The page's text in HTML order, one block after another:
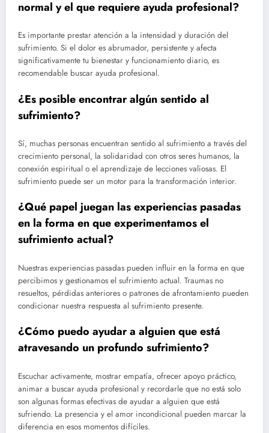
normal y el que requiere ayuda profesional?
Es importante prestar atención a la intensidad y duración del
sufrimiento. Si el dolor es abrumador, persistente y afecta
significativamente tu bienestar y funcionamiento diario, es
recomendable buscar ayuda profesional.
¿Es posible encontrar algún sentido al
sufrimiento?
Sí, muchas personas encuentran sentido al sufrimiento a través del
crecimiento personal, la solidaridad con otros seres humanos, la
conexión espiritual o el aprendizaje de lecciones valiosas. El
sufrimiento puede ser un motor para la transformación interior.
¿Qué papel juegan las experiencias pasadas
en la forma en que experimentamos el
sufrimiento actual?
Nuestras experiencias pasadas pueden influir en la forma en que
percibimos y gestionamos el sufrimiento actual. Traumas no
resueltos, pérdidas anteriores o patrones de afrontamiento pueden
condicionar nuestra respuesta al sufrimiento presente.
¿Cómo puedo ayudar a alguien que está
atravesando un profundo sufrimiento?
Escuchar activamente, mostrar empatía, ofrecer apoyo práctico,
animar a buscar ayuda profesional y recordarle que no está solo
son algunas formas efectivas de ayudar a alguien que está
sufriendo. La presencia y el amor incondicional pueden marcar la
diferencia en esos momentos difíciles.